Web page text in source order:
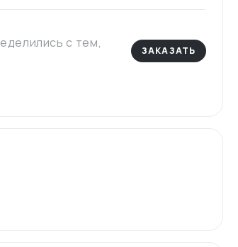
с тем,
ЗАКАЗАТЬ